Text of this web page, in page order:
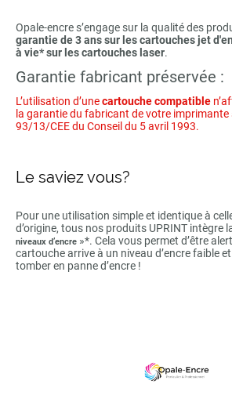
Opale-encre s’engage sur la qualité des
garantie de 3 ans sur les cartouches jet
à vie* sur les cartouches laser.
Garantie fabricant préservée :
L’utilisation d’unecartouche compatible
la garantie du fabricant de votre imprimante
93/13/CEE du Conseil du 5 avril 1993.
Le saviez vous?
Pour une utilisation simple et identique à
d’origine, tous nos produits UPRINT intègre
niveaux d’encre »*. Cela vous permet d’être
cartouche arrive à un niveau d’encre faible
tomber en panne d’encre !